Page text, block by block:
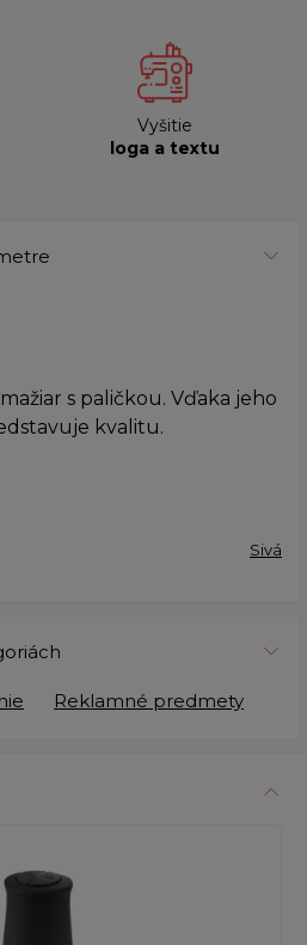
Vyšitie
loga a textu
s paličkou. Vďaka jeho
kvalitu.
Sivá
Reklamné predmety